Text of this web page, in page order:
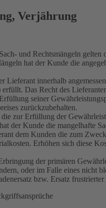
Verjährung
und Rechtsmängeln
hat der Kunde die
Lieferant innerhalb
Das Recht des
seiner
zurückzubehalten.
zur Erfüllung der
der Kunde die mangelhafte
dem Kunden die zum
Erhöhen sich diese
der primären
oder im Falle eines nicht
bzw. Ersatz